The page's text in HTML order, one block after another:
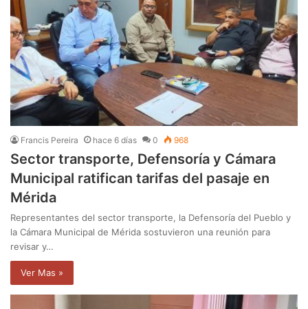
Francis Pereira hace 6 días 0 968
Sector transporte, Defensoría y Cámara
Municipal ratifican tarifas del pasaje en
Mérida
Representantes del sector transporte, la Defensoría del Pueblo y
la Cámara Municipal de Mérida sostuvieron una reunión para
revisar y…
Ver Mas »